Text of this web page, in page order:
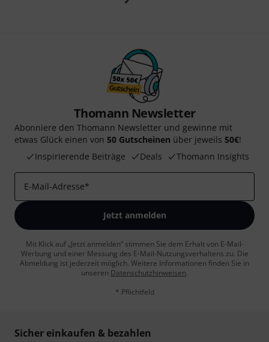
Thomann Newsletter
Abonniere den Thomann Newsletter und gewinne mit
etwas Glück einen von 50 Gutscheinen über jeweils 50€!
Inspirierende Beiträge
Deals Thomann Insights
E-Mail-Adresse*
Jetzt anmelden
Mit Klick auf „Jetzt anmelden“ stimmen Sie dem Erhalt von E-Mail-
Werbung und einer Messung des E-Mail-Nutzungsverhaltens zu. Die
Abmeldung ist jederzeit möglich. Weitere Informationen finden Sie in
unseren Datenschutzhinweisen.
* Pflichtfeld
Sicher einkaufen & bezahlen